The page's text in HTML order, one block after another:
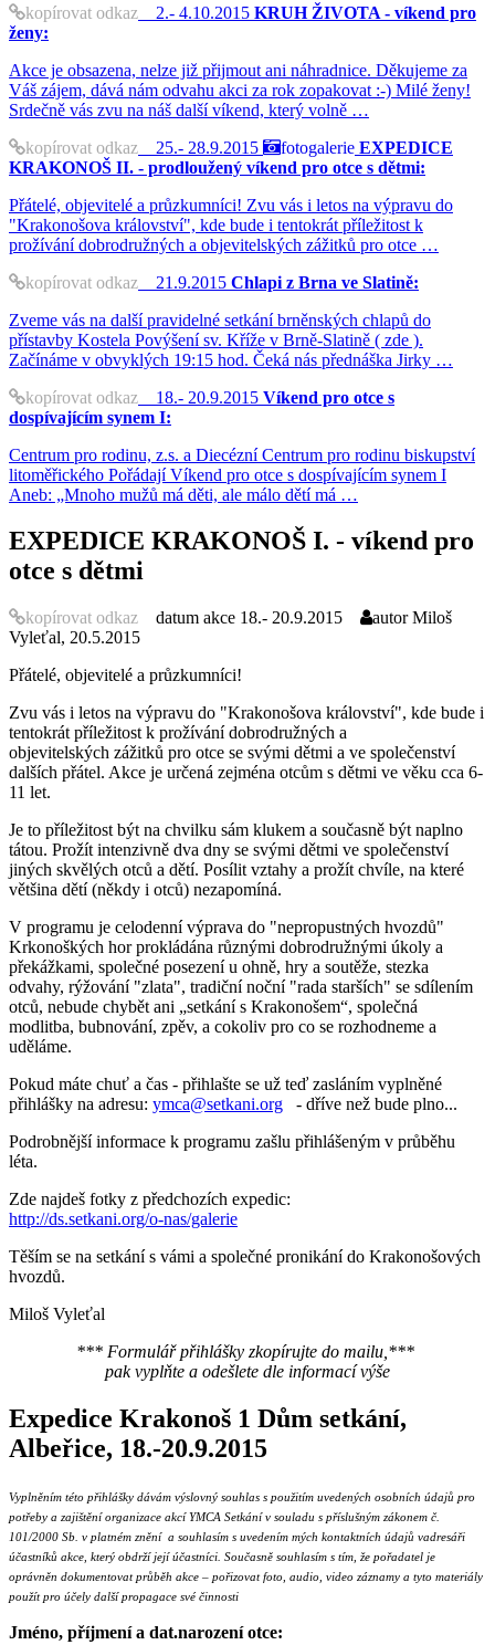
kopírovat odkaz 2.- 4.10.2015 KRUH ŽIVOTA - víkend pro
ženy:
Akce je obsazena, nelze již přijmout ani náhradnice. Děkujeme za
Váš zájem, dává nám odvahu akci za rok zopakovat :-) Milé ženy!
Srdečně vás zvu na náš další víkend, který volně …
kopírovat odkaz 25.- 28.9.2015 fotogalerie EXPEDICE
KRAKONOŠ II. - prodloužený víkend pro otce s dětmi:
Přátelé, objevitelé a průzkumníci! Zvu vás i letos na výpravu do
"Krakonošova království", kde bude i tentokrát příležitost k
prožívání dobrodružných a objevitelských zážitků pro otce …
kopírovat odkaz 21.9.2015 Chlapi z Brna ve Slatině:
Zveme vás na další pravidelné setkání brněnských chlapů do
přístavby Kostela Povýšení sv. Kříže v Brně-Slatině ( zde ).
Začínáme v obvyklých 19:15 hod. Čeká nás přednáška Jirky …
kopírovat odkaz 18.- 20.9.2015 Víkend pro otce s
dospívajícím synem I:
Centrum pro rodinu, z.s. a Diecézní Centrum pro rodinu biskupství
litoměřického Pořádají Víkend pro otce s dospívajícím synem I
Aneb: „Mnoho mužů má děti, ale málo dětí má …
EXPEDICE KRAKONOŠ I. - víkend pro
otce s dětmi
kopírovat odkaz datum akce 18.- 20.9.2015 autorMiloš
Vyleťal, 20.5.2015
Přátelé, objevitelé a průzkumníci!
Zvu vás i letos na výpravu do "Krakonošova království", kde bude i
tentokrát příležitost k prožívání dobrodružných a
objevitelských zážitků pro otce se svými dětmi a ve společenství
dalších přátel. Akce je určená zejména otcům s dětmi ve věku cca 6-
11 let.
Je to příležitost být na chvilku sám klukem a současně být naplno
tátou. Prožít intenzivně dva dny se svými dětmi ve společenství
jiných skvělých otců a dětí. Posílit vztahy a prožít chvíle, na které
většina dětí (někdy i otců) nezapomíná.
V programu je celodenní výprava do "nepropustných hvozdů"
Krkonoškých hor prokládána různými dobrodružnými úkoly a
překážkami, společné posezení u ohně, hry a soutěže, stezka
odvahy, rýžování "zlata", tradiční noční "rada starších" se sdílením
otců, nebude chybět ani „setkání s Krakonošem“, společná
modlitba, bubnování, zpěv, a cokoliv pro co se rozhodneme a
uděláme.
Pokud máte chuť a čas - přihlašte se už teď zasláním vyplněné
přihlášky na adresu: ymca@setkani.org - dříve než bude plno...
Podrobnější informace k programu zašlu přihlášeným v průběhu
léta.
Zde najdeš fotky z předchozích expedic:
http://ds.setkani.org/o-nas/galerie
Těším se na setkání s vámi a společné pronikání do Krakonošových
hvozdů.
Miloš Vyleťal
*** Formulář přihlášky zkopírujte do mailu,***
pak vyplňte a odešlete dle informací výše
Expedice Krakonoš 1 Dům setkání,
Albeřice, 18.-20.9.2015
Vyplněním této přihlášky dávám výslovný souhlas s použitím uvedených osobních údajů pro
potřeby a zajištění organizace akcí YMCA Setkání v souladu s příslušným zákonem č.
101/2000 Sb. v platném znění a souhlasím s uvedením mých kontaktních údajů vadresáři
účastníků akce, který obdrží její účastníci. Současně souhlasím s tím, že pořadatel je
oprávněn dokumentovat průběh akce – pořizovat foto, audio, video záznamy a tyto materiály
použít pro účely další propagace své činnosti
Jméno, příjmení a dat.narození otce: